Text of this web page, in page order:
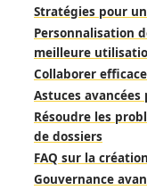
Stratégies pour
Personnalisation
meilleure
Collaborer
Astuces
Résoudre les
de dossiers
FAQ sur la
Gouvernance